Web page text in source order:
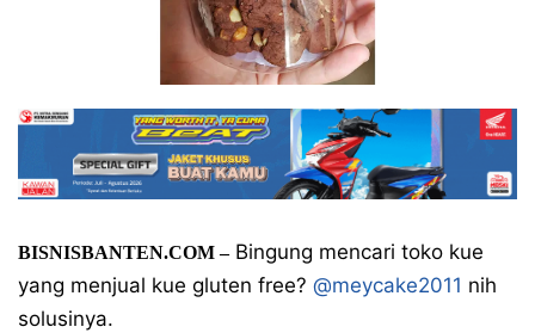
BISNISBANTEN.COM –Bingung mencari toko kue
yang menjual kue gluten free? @meycake2011 nih
solusinya.